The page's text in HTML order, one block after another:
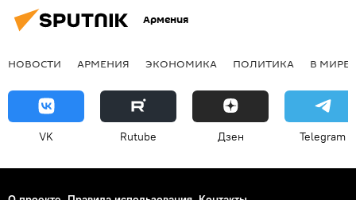
Армения
НОВОСТИ АРМЕНИЯ ЭКОНОМИКА ПОЛИТИКА В МИРЕ
VK Rutube Дзен Telegram